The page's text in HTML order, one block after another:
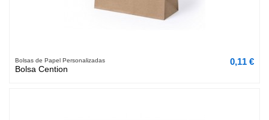
Bolsas de Papel Personalizadas
Bolsa Cention
0,11 €